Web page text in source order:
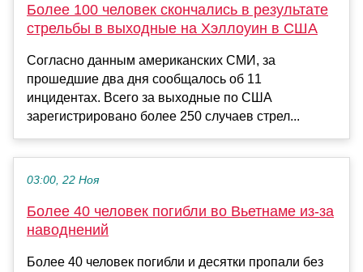
Более 100 человек скончались в результате
стрельбы в выходные на Хэллоуин в США
Согласно данным американских СМИ, за
прошедшие два дня сообщалось об 11
инцидентах. Всего за выходные по США
зарегистрировано более 250 случаев стрел...
03:00, 22 Ноя
Более 40 человек погибли во Вьетнаме из-за
наводнений
Более 40 человек погибли и десятки пропали без